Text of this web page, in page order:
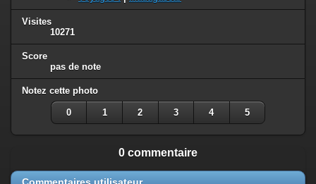
Visites
10271
Score
pas de note
Notez cette photo
0 1 2 3 4 5
0 commentaire